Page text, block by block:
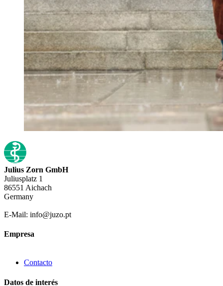
Julius Zorn GmbH
Juliusplatz 1
86551 Aichach
Germany
E-Mail: info@juzo.pt
Empresa
Contacto
Datos de interés